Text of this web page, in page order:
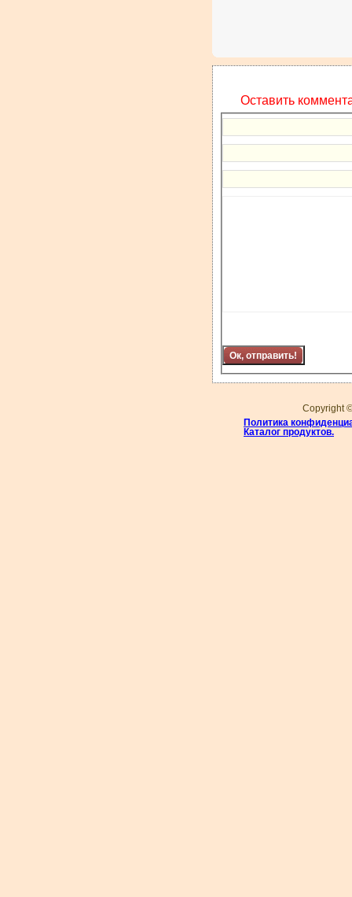
Оставить
Copyright
Политика
Каталог продуктов.